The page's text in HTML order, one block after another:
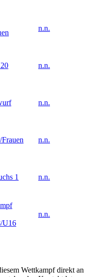
n.n.
n.n.
n.n.
n.n.
1 n.n.
U16
n.n.
Wettkampf direkt an